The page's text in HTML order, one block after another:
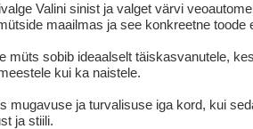
Valini sinist ja valget värvi
maailmas ja see konkreetne toode
sobib ideaalselt täiskasvanutele,
kui ka naistele.
ja turvalisuse iga kord, kui
ja stiili.